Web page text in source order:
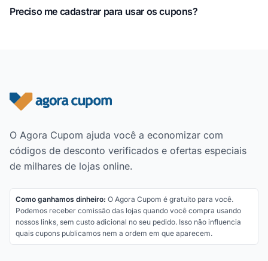
Preciso me cadastrar para usar os cupons?
Rodapé do site
O Agora Cupom ajuda você a economizar com
códigos de desconto verificados e ofertas especiais
de milhares de lojas online.
Como ganhamos dinheiro: O Agora Cupom é gratuito para você.
Podemos receber comissão das lojas quando você compra usando
nossos links, sem custo adicional no seu pedido. Isso não influencia
quais cupons publicamos nem a ordem em que aparecem.